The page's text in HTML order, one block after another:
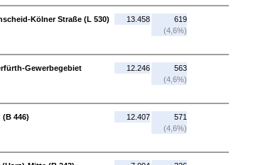
Kölner Straße (L 530)
13.458
619
(4,6%)
Gewerbegebiet
12.246
563
(4,6%)
446)
12.407
571
(4,6%)